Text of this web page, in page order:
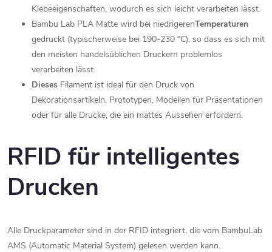
Klebeeigenschaften, wodurch es sich leicht verarbeiten lässt.
Bambu Lab PLA Matte wird bei niedrigerenTemperaturen
gedruckt (typischerweise bei 190-230 °C), so dass es sich mit
den meisten handelsüblichen Druckern problemlos
verarbeiten lässt.
Dieses Filament ist ideal für den Druck von
Dekorationsartikeln, Prototypen, Modellen für Präsentationen
oder für alle Drucke, die ein mattes Aussehen erfordern.
RFID für intelligentes
Drucken
Alle Druckparameter sind in der RFID integriert, die vom BambuLab
AMS (Automatic Material System) gelesen werden kann.